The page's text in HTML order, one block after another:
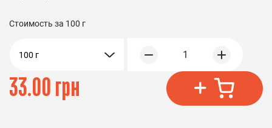
Стоимость за 100 г
100 г 1
33.00 грн